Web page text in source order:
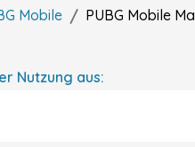
Mobile PUBG Mobile
Nutzung aus: